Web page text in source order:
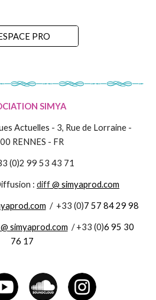
PRO
SIMYA
Actuelles - 3, Rue de Lorraine -
RENNES - FR
(0)2 99 53 43 71
: diff@ simyaprod.com
/ +33 (0)7 57 84 29 98
simyaprod.com /+33 (0)6 95 30
76 17